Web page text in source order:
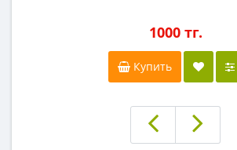
1000 тг.
Купить